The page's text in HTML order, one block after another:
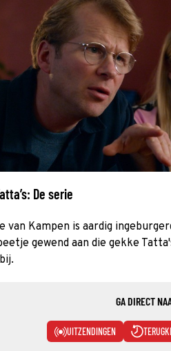
De serie
van Kampen is aardig
gewend aan die gekke
GA DIRECT
UITZENDINGEN